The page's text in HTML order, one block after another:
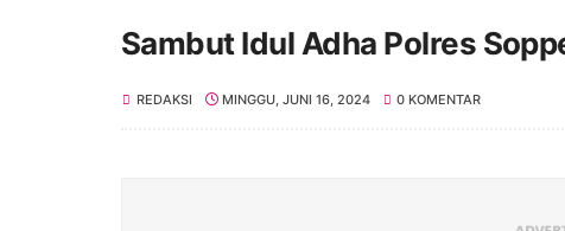
Sambut Idul Adha Polres
REDAKSI MINGGU, JUNI 16, 2024 0 KOMENTAR